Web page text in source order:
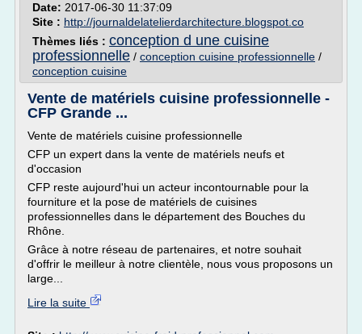
Date: 2017-06-30 11:37:09
Site : http://journaldelatelierdarchitecture.blogspot.co
Thèmes liés : conception d une cuisine
professionnelle / conception cuisine professionnelle /
conception cuisine
Vente de matériels cuisine professionnelle -
CFP Grande ...
Vente de matériels cuisine professionnelle
CFP un expert dans la vente de matériels neufs et
d'occasion
CFP reste aujourd'hui un acteur incontournable pour la
fourniture et la pose de matériels de cuisines
professionnelles dans le département des Bouches du
Rhône.
Grâce à notre réseau de partenaires, et notre souhait
d'offrir le meilleur à notre clientèle, nous vous proposons un
large...
Lire la suite